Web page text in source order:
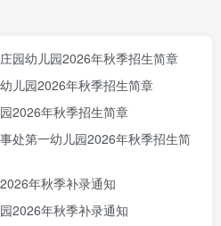
园幼儿园2026年秋季招生简章
儿园2026年秋季招生简章
2026年秋季招生简章
处第一幼儿园2026年秋季招生简
年秋季补录通知
2026年秋季补录通知